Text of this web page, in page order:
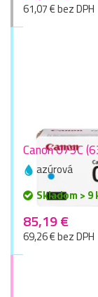
61,07 € bez DPH
Canon 075C
azúrová
Skladom > 9
85,19 €
69,26 € bez DPH